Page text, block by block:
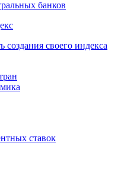
банков
создания своего индекса
ставок